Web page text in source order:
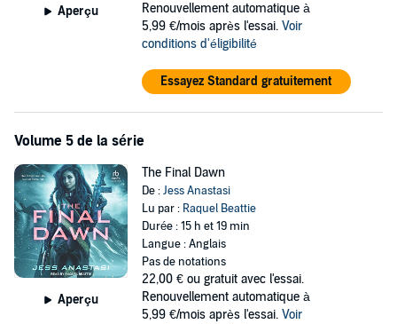
Aperçu
Renouvellement automatique à
5,99 €/mois après l'essai. Voir
conditions d'éligibilité
Essayez Standard gratuitement
Volume 5 de la série
Aperçu
The Final Dawn
De :Jess Anastasi
Lu par : Raquel Beattie
Durée : 15 h et 19 min
Langue : Anglais
Pas de notations
22,00 € ou gratuit avec l'essai.
Renouvellement automatique à
5,99 €/mois après l'essai. Voir